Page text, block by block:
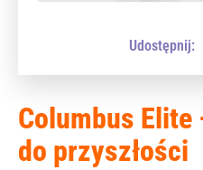
Udostępnij:
Columbus Elite
do przyszłości